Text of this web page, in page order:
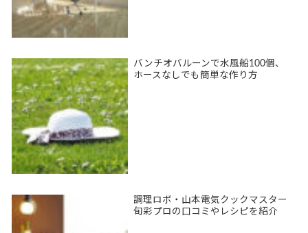
バンチオバルーンで水風船100個、
ホースなしでも簡単な作り方
調理ロボ・山本電気クックマスター
旬彩プロの口コミやレシピを紹介